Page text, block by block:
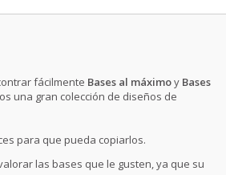
fácilmente Bases al máximoy Bases
una gran colección de diseños de
para que pueda copiarlos.
las bases que le gusten, ya que su